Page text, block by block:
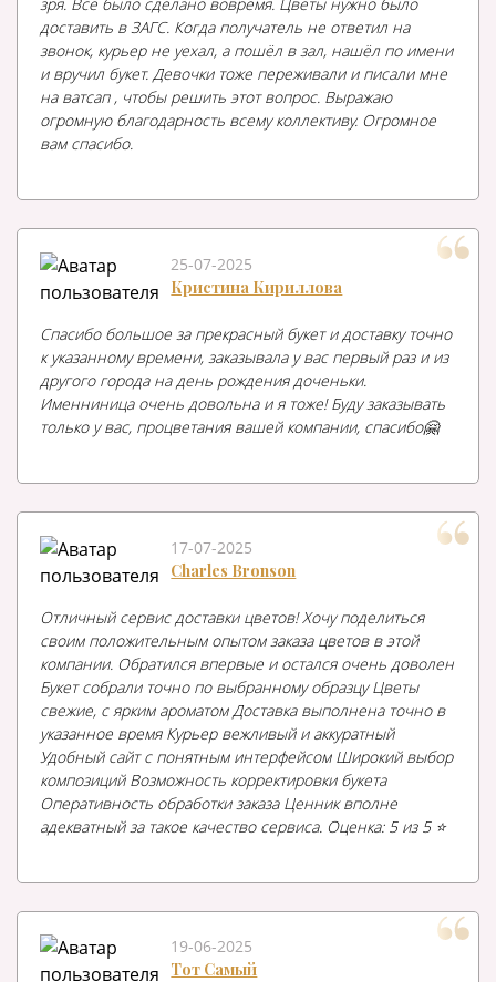
доставить в ЗАГС. Когда получатель не ответил на
звонок, курьер не уехал, а пошёл в зал, нашёл по имени
и вручил букет. Девочки тоже переживали и писали мне
на ватсап , чтобы решить этот вопрос. Выражаю
огромную благодарность всему коллективу. Огромное
вам спасибо.
25-07-2025
Кристина Кириллова
Спасибо большое за прекрасный букет и доставку точно
к указанному времени, заказывала у вас первый раз и из
другого города на день рождения доченьки.
Именниница очень довольна и я тоже! Буду заказывать
только у вас, процветания вашей компании, спасибо🤗
17-07-2025
Charles Bronson
Отличный сервис доставки цветов! Хочу поделиться
своим положительным опытом заказа цветов в этой
компании. Обратился впервые и остался очень доволен
Букет собрали точно по выбранному образцу Цветы
свежие, с ярким ароматом Доставка выполнена точно в
указанное время Курьер вежливый и аккуратный
Удобный сайт с понятным интерфейсом Широкий выбор
композиций Возможность корректировки букета
Оперативность обработки заказа Ценник вполне
адекватный за такое качество сервиса. Оценка: 5 из 5 ⭐️
19-06-2025
Тот Самый